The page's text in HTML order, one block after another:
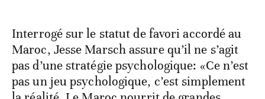
Interrogé sur le statut de favori accordé au
Maroc, Jesse Marsch assure qu’il ne s’agit
pas d’une stratégie psychologique: «Ce n’est
pas un jeu psychologique, c’est simplement